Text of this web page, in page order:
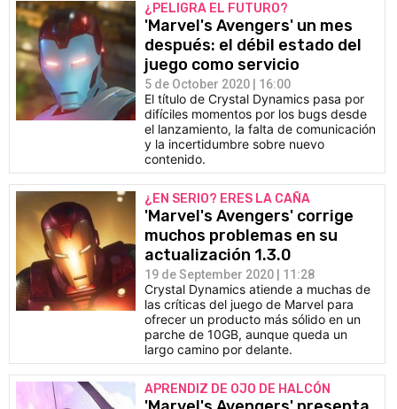
¿PELIGRA EL FUTURO?
'Marvel's Avengers' un mes
después: el débil estado del
juego como servicio
5 de October 2020 | 16:00
El título de Crystal Dynamics pasa por
difíciles momentos por los bugs desde
el lanzamiento, la falta de comunicación
y la incertidumbre sobre nuevo
contenido.
¿EN SERIO? ERES LA CAÑA
'Marvel's Avengers' corrige
muchos problemas en su
actualización 1.3.0
19 de September 2020 | 11:28
Crystal Dynamics atiende a muchas de
las críticas del juego de Marvel para
ofrecer un producto más sólido en un
parche de 10GB, aunque queda un
largo camino por delante.
APRENDIZ DE OJO DE HALCÓN